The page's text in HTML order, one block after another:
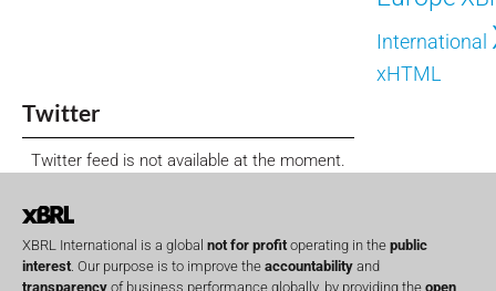
International
xHTML
Twitter
Twitter feed is not available at the moment.
XBRL International is a global not for profit operating in the public
interest . Our purpose is to improve the accountability and
transparency of business performance globally, by providing the open